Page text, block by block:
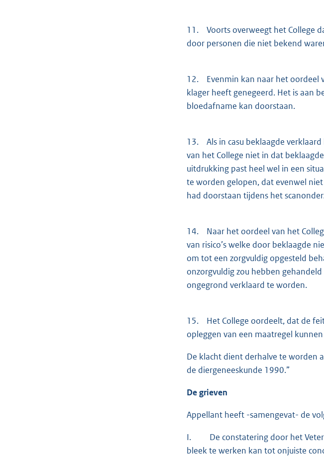
11. Voorts overweegt het College
door personen die niet bekend
12. Evenmin kan naar het oordeel
klager heeft genegeerd. Het is aan
bloedafname kan doorstaan.
13. Als in casu beklaagde
van het College niet in dat
uitdrukking past heel wel in een
te worden gelopen, dat evenwel
had doorstaan tijdens het
14. Naar het oordeel van het
van risico’s welke door beklaagde
om tot een zorgvuldig opgesteld
onzorgvuldig zou hebben
ongegrond verklaard te worden.
15. Het College oordeelt, dat de
opleggen van een maatregel
De klacht dient derhalve te worden
de diergeneeskunde 1990.”
De grieven
Appellant heeft -samengevat- de
I. De constatering door het
bleek te werken kan tot onjuiste